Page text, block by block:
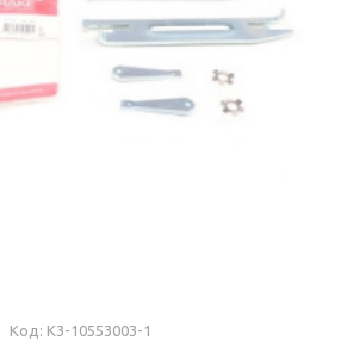
Код: К3-10553003-1